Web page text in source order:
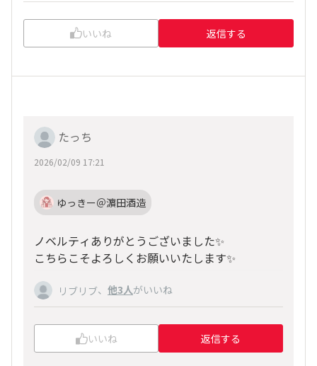
いいね 返信する
たっち
2026/02/09 17:21
ゆっきー＠濵田酒造
ノベルティありがとうございました✨️
こちらこそよろしくお願いいたします✨
リブリブ、 他3人がいいね
いいね 返信する